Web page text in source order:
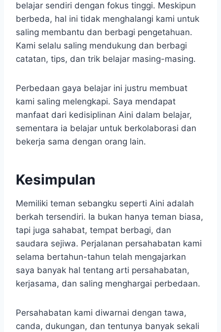
belajar sendiri dengan fokus tinggi. Meskipun
berbeda, hal ini tidak menghalangi kami untuk
saling membantu dan berbagi pengetahuan.
Kami selalu saling mendukung dan berbagi
catatan, tips, dan trik belajar masing-masing.
Perbedaan gaya belajar ini justru membuat
kami saling melengkapi. Saya mendapat
manfaat dari kedisiplinan Aini dalam belajar,
sementara ia belajar untuk berkolaborasi dan
bekerja sama dengan orang lain.
Kesimpulan
Memiliki teman sebangku seperti Aini adalah
berkah tersendiri. Ia bukan hanya teman biasa,
tapi juga sahabat, tempat berbagi, dan
saudara sejiwa. Perjalanan persahabatan kami
selama bertahun-tahun telah mengajarkan
saya banyak hal tentang arti persahabatan,
kerjasama, dan saling menghargai perbedaan.
Persahabatan kami diwarnai dengan tawa,
canda, dukungan, dan tentunya banyak sekali